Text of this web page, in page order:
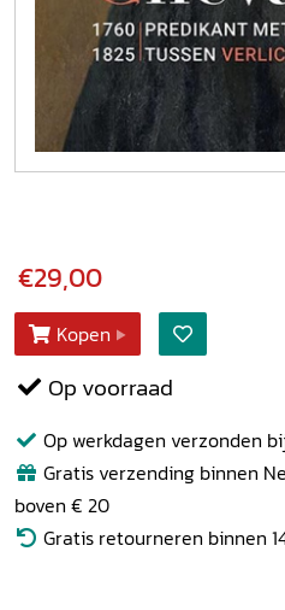
€29,00
Kopen
Op voorraad
Op werkdagen verzonden
Gratis verzending binnen
boven € 20
Gratis retourneren binnen